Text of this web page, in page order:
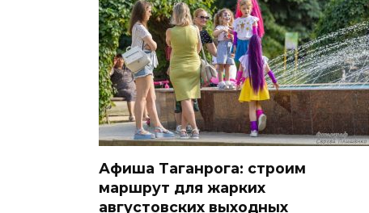
Афиша Таганрога: строим
маршрут для жарких
августовских выходных